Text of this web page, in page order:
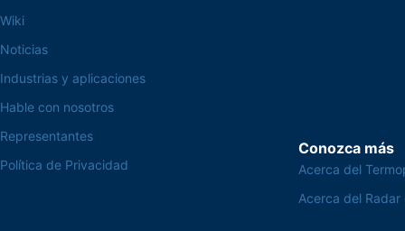
Wiki
Noticias
Industrias y aplicaciones
Hable con nosotros
Representantes
Política de Privacidad
Conozca más
Acerca del
Acerca del